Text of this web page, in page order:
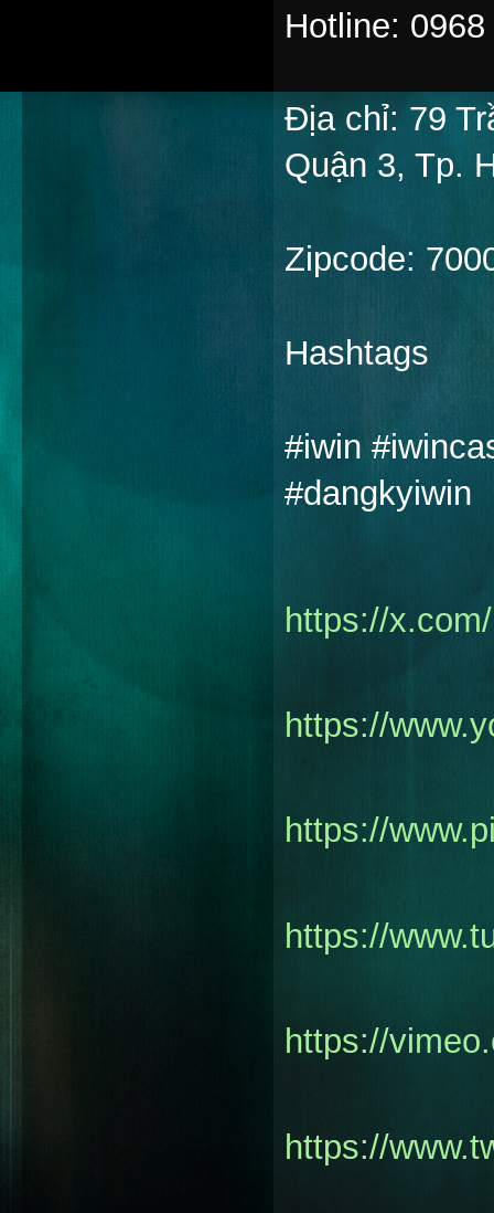
Hotline:
Địa chỉ: 79
Quận 3, Tp.
Zipcode:
Hashtags
#iwin
#dangkyiwin
https://
https://
https://
https://
https://
https://